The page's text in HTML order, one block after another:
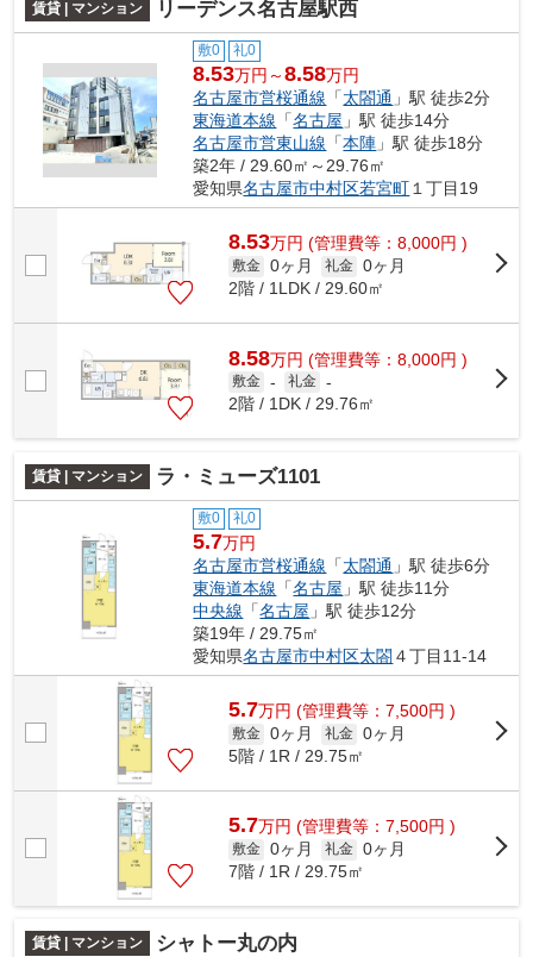
賃貸 | マンション リーデンス名古屋駅西
敷0 礼0
8.53万円～8.58万円
名古屋市営桜通線 「太閤通 」駅 徒歩2分
東海道本線 「名古屋 」駅 徒歩14分
名古屋市営東山線 「本陣 」駅 徒歩18分
築2年 / 29.60㎡～29.76㎡
愛知県名古屋市中村区若宮町 １丁目19
8.53万円 (管理費等：8,000円 )
敷金 0ヶ月 礼金 0ヶ月
2階 / 1LDK / 29.60㎡
8.58万円 (管理費等：8,000円 )
敷金 - 礼金 -
2階 / 1DK / 29.76㎡
賃貸 | マンション ラ・ミューズ1101
敷0 礼0
5.7万円
名古屋市営桜通線 「太閤通 」駅 徒歩6分
東海道本線 「名古屋 」駅 徒歩11分
中央線 「名古屋 」駅 徒歩12分
築19年 / 29.75㎡
愛知県名古屋市中村区太閤４丁目11-14
5.7万円 (管理費等：7,500円 )
敷金 0ヶ月 礼金 0ヶ月
5階 / 1R / 29.75㎡
5.7万円 (管理費等：7,500円 )
敷金 0ヶ月 礼金 0ヶ月
7階 / 1R / 29.75㎡
賃貸 | マンション シャトー丸の内